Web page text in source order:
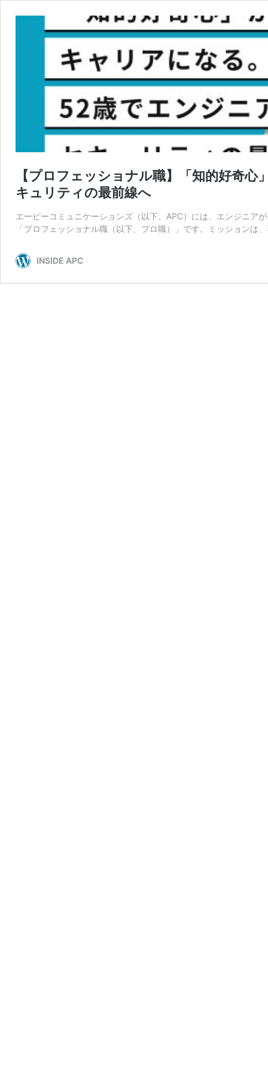
【プロフェッショナル職】「知的好奇
キュリティの最前線へ
エーピーコミュニケーションズ（以下、APC）には、エンジニア
「プロフェッショナル職（以下、プロ職）」です。ミッションは
INSIDE APC